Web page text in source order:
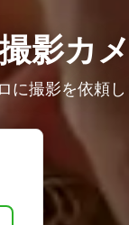
影カ
撮影を依頼し